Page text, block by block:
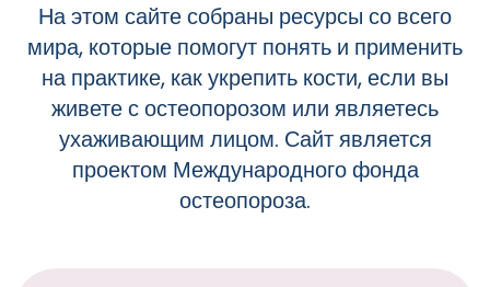
На этом сайте собраны ресурсы со всего
мира, которые помогут понять и применить
на практике, как укрепить кости, если вы
живете с остеопорозом или являетесь
ухаживающим лицом. Сайт является
проектом Международного фонда
остеопороза.